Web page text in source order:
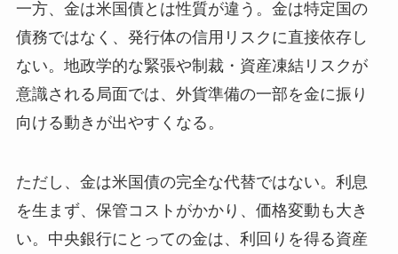
一方、金は米国債とは性質が違う。金は特定国の
債務ではなく、発行体の信用リスクに直接依存し
ない。地政学的な緊張や制裁・資産凍結リスクが
意識される局面では、外貨準備の一部を金に振り
向ける動きが出やすくなる。
ただし、金は米国債の完全な代替ではない。利息
を生まず、保管コストがかかり、価格変動も大き
い。中央銀行にとっての金は、利回りを得る資産